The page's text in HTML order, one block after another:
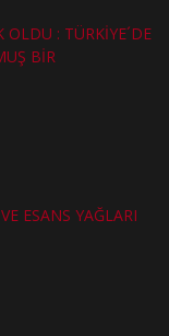
: TÜRKİYE´DE
BİR
ESANS YAĞLARI